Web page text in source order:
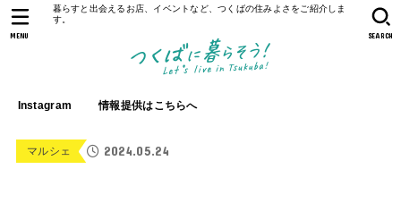
暮らすと出会えるお店、イベントなど、つくばの住みよさをご紹介しま
す。
Instagram 情報提供はこちらへ
SEARCH
MENU
マルシェ 2024.05.24